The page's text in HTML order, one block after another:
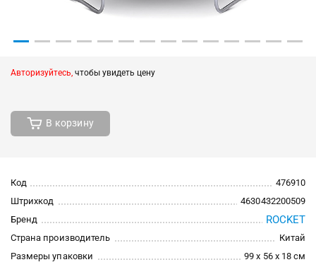
Авторизуйтесь, чтобы увидеть цену
В корзину
Код
476910
Штрихкод
4630432200509
Бренд
ROCKET
Страна производитель
Китай
Размеры упаковки
99 x 56 x 18 см